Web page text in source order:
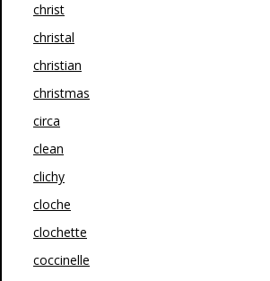
christ
christal
christian
christmas
circa
clean
clichy
cloche
clochette
coccinelle